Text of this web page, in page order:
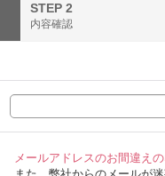
STEP 2
内容確認
メールアドレスのお間違え